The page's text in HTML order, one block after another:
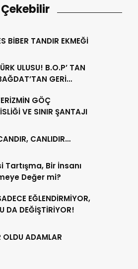
BİBER TANDIR EKMEĞİ
B.O.P’ TAN
GERİ
GÖÇ
VE SINIR ŞANTAJI
CANLIDIR…
Tartışma, Bir İnsanı
Değer mi?
EĞLENDİRMİYOR,
DA DEĞİŞTİRİYOR!
OLDU ADAMLAR